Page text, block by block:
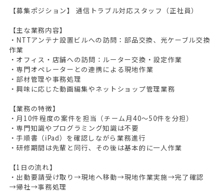
【募集ポジション】 通信トラブル対応スタッフ（正社員）
【主な業務内容】
・NTTアンテナ設置ビルへの訪問：部品交換、光ケーブル交換
作業
・オフィス・店舗への訪問：ルーター交換・設定作業
・専門オペレーターとの連携による現地作業
・部材管理や事務処理
・興味に応じた動画編集やネットショップ管理業務
【業務の特徴】
・月10件程度の案件を担当（チーム月40～50件を分担）
・専門知識やプログラミング知識は不要
・手順書（iPad）を確認しながら業務進行
・研修期間は先輩と同行、その後は基本的に一人作業
【1日の流れ】
・出動要請受け取り→現地へ移動→現地作業実施→完了確認
→帰社→事務処理